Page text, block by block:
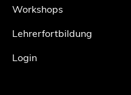
Workshops
Lehrerfortbildung
Login